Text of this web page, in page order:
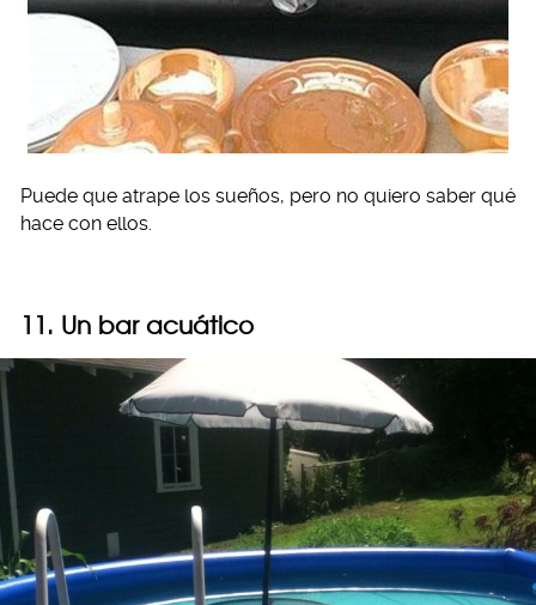
Puede que atrape los sueños, pero no quiero saber qué
hace con ellos.
11. Un bar acuático